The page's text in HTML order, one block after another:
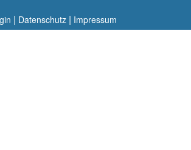
| Datenschutz | Impressum